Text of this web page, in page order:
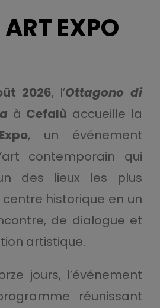
EXPO
2026, l’Ottagono di
à Cefalù accueille la
, un événement
contemporain qui
des lieux les plus
historique en un
de dialogue et
artistique.
jours, l’événement
réunissant